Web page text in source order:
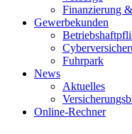
Finanzierung
Gewerbekunden
Fuhrpark
News
Aktuelles
Online-Rechner